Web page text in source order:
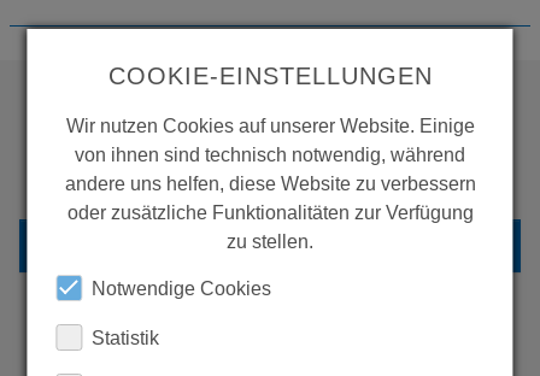
WOLLEN SIE MEHR
PRODUKTE SEHEN?
ZURÜCK ZUR ÜBERSICHT
COOKIE-EINSTELLUNGEN
Wir nutzen Cookies auf unserer Website. Einige
von ihnen sind technisch notwendig, während
andere uns helfen, diese Website zu verbessern
oder zusätzliche Funktionalitäten zur Verfügung
zu stellen.
Notwendige Cookies
Statistik